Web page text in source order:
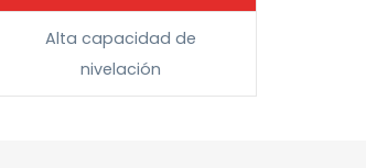
Alta capacidad de
nivelación